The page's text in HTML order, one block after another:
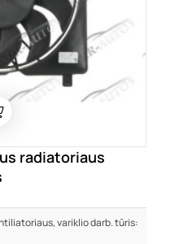
radiatoriaus
variklio darb. tūris: